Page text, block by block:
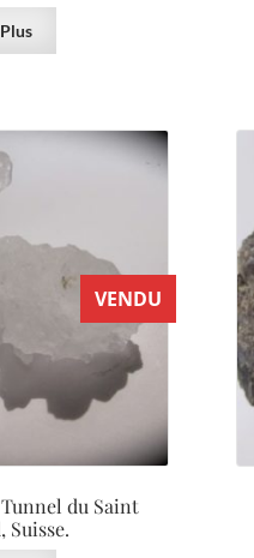
VENDU
du Saint
Suisse.